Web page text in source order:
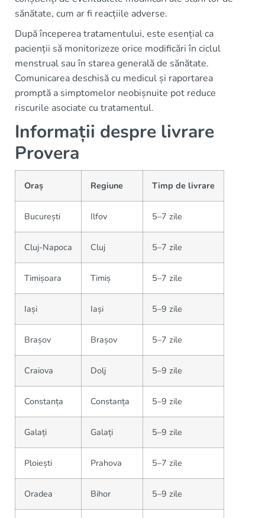
sănătate, cum ar fi reacțiile adverse.
După începerea tratamentului, este esențial ca
pacienții să monitorizeze orice modificări în ciclul
menstrual sau în starea generală de sănătate.
Comunicarea deschisă cu medicul și raportarea
promptă a simptomelor neobișnuite pot reduce
riscurile asociate cu tratamentul.
Informații despre livrare
Provera
Oraș Regiune Timp de livrare
București Ilfov 5–7 zile
Cluj-Napoca Cluj 5–7 zile
Timișoara Timiș 5–7 zile
Iași Iași 5–9 zile
Brașov Brașov 5–7 zile
Craiova Dolj 5–9 zile
Constanța Constanța 5–9 zile
Galați Galați 5–9 zile
Ploiești Prahova 5–7 zile
Oradea Bihor 5–9 zile